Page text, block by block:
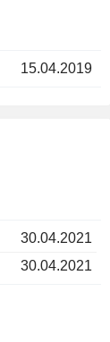
15.04.2019
30.04.2021
30.04.2021